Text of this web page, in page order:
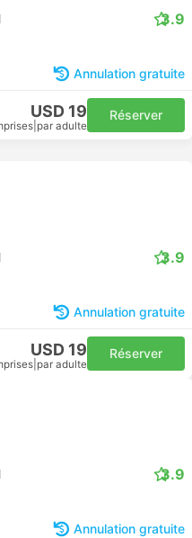
3.9
Annulation gratuite
USD 19
par adulte
Réserver
3.9
Annulation gratuite
USD 19
par adulte
Réserver
3.9
Annulation gratuite